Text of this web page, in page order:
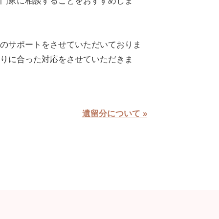
サポートをさせていただいておりま
に合った対応をさせていただきま
遺留分について »